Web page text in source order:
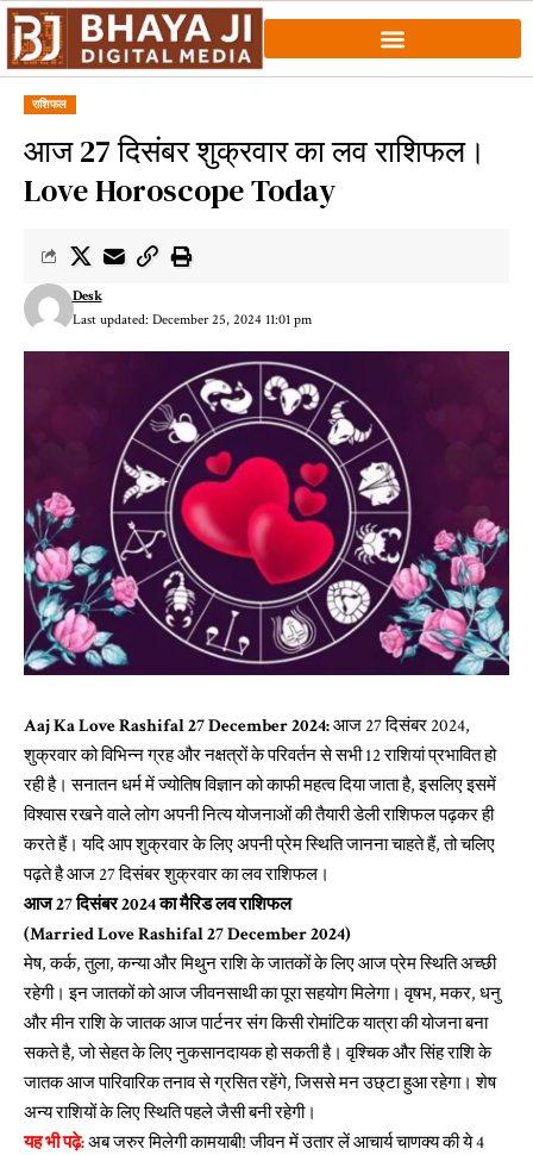
राशिफल
आज 27 दिसंबर शुक्रवार का लव राशिफल।
Love Horoscope Today
Last updated: December 25, 2024 11:01 pm
Desk
Aaj Ka Love Rashifal 27 December 2024:आज 27 दिसंबर 2024,
शुक्रवार को विभिन्न ग्रह और नक्षत्रों के परिवर्तन से सभी 12 राशियां प्रभावित हो
रही है। सनातन धर्म में ज्योतिष विज्ञान को काफी महत्व दिया जाता है, इसलिए इसमें
विश्वास रखने वाले लोग अपनी नित्य योजनाओं की तैयारी डेलीराशिफलपढ़कर ही
करते हैं। यदि आप शुक्रवार के लिए अपनी प्रेम स्थिति जानना चाहते हैं, तो चलिए
पढ़ते है आज 27 दिसंबर शुक्रवार कालव राशिफल ।
आज 27 दिसंबर 2024 का मैरिड लव राशिफल
(Married Love Rashifal 27 December 2024)
मेष, कर्क, तुला, कन्या और मिथुन राशि के जातकों के लिए आज प्रेम स्थिति अच्छी
रहेगी। इन जातकों को आज जीवनसाथी का पूरा सहयोग मिलेगा। वृषभ, मकर, धनु
और मीन राशि के जातक आज पार्टनर संग किसी रोमांटिक यात्रा की योजना बना
सकते है, जो सेहत के लिए नुकसानदायक हो सकती है। वृश्चिक और सिंह राशि के
जातक आज पारिवारिक तनाव से ग्रसित रहेंगे, जिससे मन उछ्टा हुआ रहेगा। शेष
अन्य राशियों के लिए स्थिति पहले जैसी बनी रहेगी।
यह भी पढ़े:अब जरुर मिलेगी कामयाबी! जीवन में उतार लें आचार्य चाणक्य की ये 4